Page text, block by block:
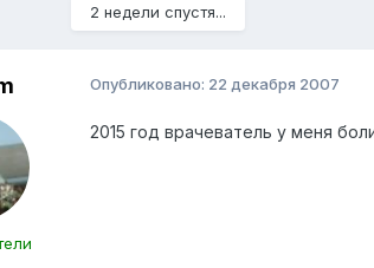
2 недели спустя...
Опубликовано: 22 декабря 2007
2015 год врачеватель у меня